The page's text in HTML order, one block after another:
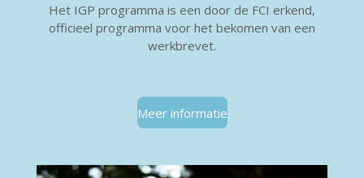
Het IGP programma is een door de FCI erkend,
officieel programma voor het bekomen van een
werkbrevet.
Meer informatie